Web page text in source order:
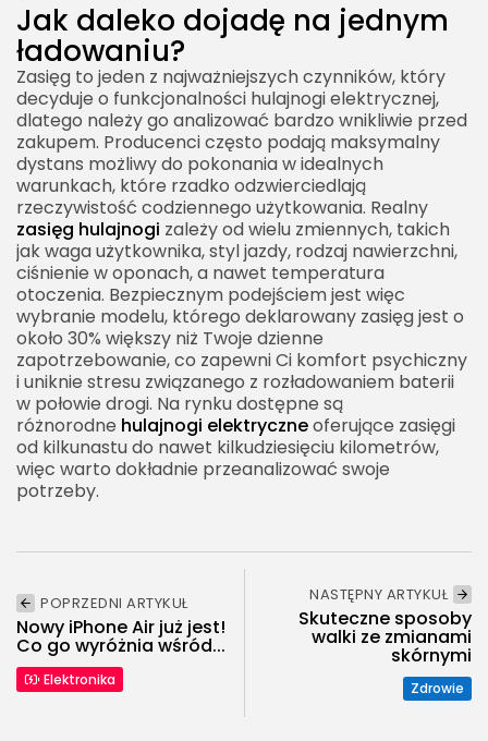
Jak daleko dojadę na jednym
ładowaniu?
Zasięg to jeden z najważniejszych czynników, który
decyduje o funkcjonalności hulajnogi elektrycznej,
dlatego należy go analizować bardzo wnikliwie przed
zakupem. Producenci często podają maksymalny
dystans możliwy do pokonania w idealnych
warunkach, które rzadko odzwierciedlają
rzeczywistość codziennego użytkowania. Realny
zasięg hulajnogi zależy od wielu zmiennych, takich
jak waga użytkownika, styl jazdy, rodzaj nawierzchni,
ciśnienie w oponach, a nawet temperatura
otoczenia. Bezpiecznym podejściem jest więc
wybranie modelu, którego deklarowany zasięg jest o
około 30% większy niż Twoje dzienne
zapotrzebowanie, co zapewni Ci komfort psychiczny
i uniknie stresu związanego z rozładowaniem baterii
w połowie drogi. Na rynku dostępne są
różnorodne hulajnogi elektryczneoferujące zasięgi
od kilkunastu do nawet kilkudziesięciu kilometrów,
więc warto dokładnie przeanalizować swoje
potrzeby.
POPRZEDNI ARTYKUŁ
Nowy iPhone Air już jest!
Co go wyróżnia wśród...
Elektronika
NASTĘPNY ARTYKUŁ
Skuteczne sposoby
walki ze zmianami
skórnymi
Zdrowie